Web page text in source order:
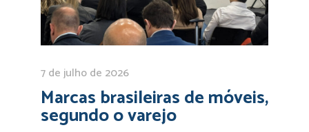
7 de julho de 2026
Marcas brasileiras de móveis,
segundo o varejo